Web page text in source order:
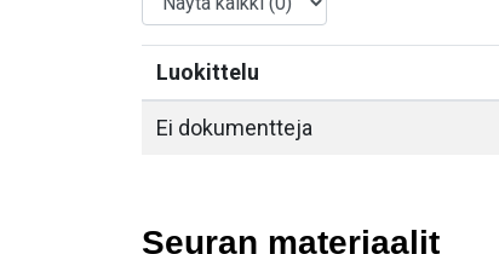
Luokittelu
Ei dokumentteja
Seuran materiaalit